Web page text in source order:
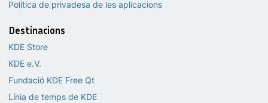
Política de privadesa de les aplicacions
Destinacions
KDE Store
KDE e.V.
Fundació KDE Free Qt
Línia de temps de KDE